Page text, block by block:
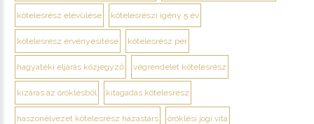
kötelesrész elévülése kötelesrészi igény 5 év
kötelesrész érvényesítése kötelesrész per
hagyatéki eljárás közjegyző végrendelet kötelesrész
kizárás az öröklésből kitagadás kötelesrész
haszonélvezet kötelesrész házastárs öröklési jogi vita